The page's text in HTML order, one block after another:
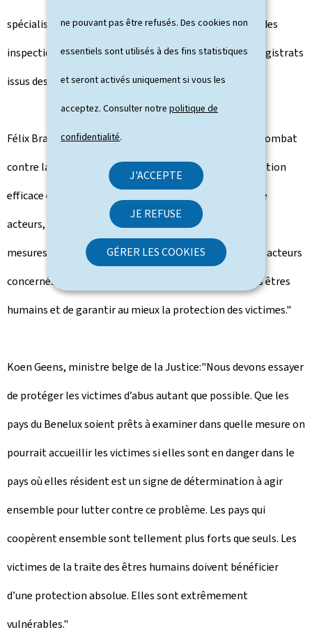
ne pouvant pas être refusés. Des cookies non
essentiels sont utilisés à des fins statistiques
et seront activés uniquement si vous les
acceptez. Consulter notrepolitique de
confidentialité.
J'ACCEPTE
JE REFUSE
GÉRER LES COOKIES
spécialisés, les services de police et de l’immigration, des
inspections sociales et du travail ainsi que pour des magistrats
issus des trois pays.
Félix Braz, ministre luxembourgeois de la Justice:"Le combat
contre la traite est transfrontalier. Il faut une coopération
efficace entre les pays, passant par des échanges entre
acteurs, assurer des formations communes et d’autres
mesures permettant de donner les outils efficaces aux acteurs
concernés afin de lutter ensemble contre la traite des êtres
humains et de garantir au mieux la protection des victimes."
Koen Geens, ministre belge de la Justice:"Nous devons essayer
de protéger les victimes d’abus autant que possible. Que les
pays du Benelux soient prêts à examiner dans quelle mesure on
pourrait accueillir les victimes si elles sont en danger dans le
pays où elles résident est un signe de détermination à agir
ensemble pour lutter contre ce problème. Les pays qui
coopèrent ensemble sont tellement plus forts que seuls. Les
victimes de la traite des êtres humains doivent bénéficier
d’une protection absolue. Elles sont extrêmement
vulnérables."